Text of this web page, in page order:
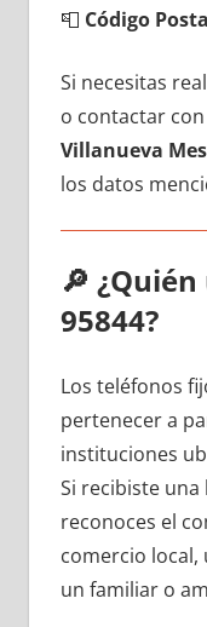
📮 Código
Si necesitas
ο contactar
Villanueva
los datos
🔎
95844?
Los teléfonos
pertenecer а
instituciones
Si recibiste
reconoces el
comercio local,
un familiar ο